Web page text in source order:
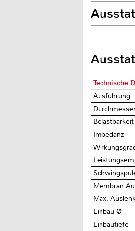
Technische
Ausführung
Durchmesser
Belastbarkeit
Impedanz
Membran
Max.
Einbau Ø
Einbautiefe